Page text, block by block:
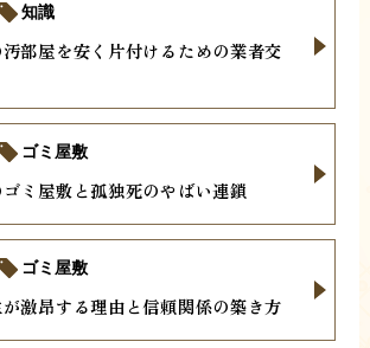
部屋を安く片付けるための業者交
知識
ミ屋敷と孤独死のやばい連鎖
ゴミ屋敷
激昂する理由と信頼関係の築き方
ゴミ屋敷